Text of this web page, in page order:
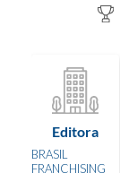
Editora
BRASIL
FRANCHISING